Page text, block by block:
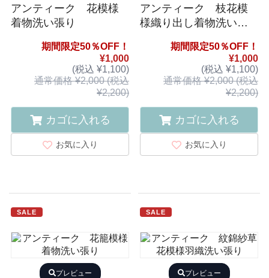
アンティーク 花模様
着物洗い張り
期間限定50％OFF！
¥1,000
(税込 ¥1,100)
通常価格 ¥2,000 (税込
¥2,200)
カゴに入れる
お気に入り
アンティーク 枝花模
様織り出し着物洗い張
期間限定50％OFF！
¥1,000
(税込 ¥1,100)
通常価格 ¥2,000 (税込
¥2,200)
カゴに入れる
お気に入り
SALE
プレビュー
SALE
プレビュー